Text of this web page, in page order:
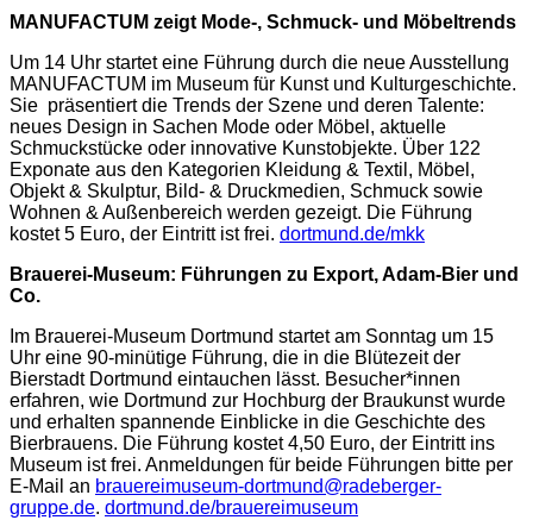
MANUFACTUM zeigt Mode-, Schmuck- und Möbeltrends
Um 14 Uhr startet eine Führung durch die neue Ausstellung
MANUFACTUM im Museum für Kunst und Kulturgeschichte.
Sie präsentiert die Trends der Szene und deren Talente:
neues Design in Sachen Mode oder Möbel, aktuelle
Schmuckstücke oder innovative Kunstobjekte. Über 122
Exponate aus den Kategorien Kleidung & Textil, Möbel,
Objekt & Skulptur, Bild- & Druckmedien, Schmuck sowie
Wohnen & Außenbereich werden gezeigt. Die Führung
kostet 5 Euro, der Eintritt ist frei. dortmund.de/mkk
Brauerei-Museum: Führungen zu Export, Adam-Bier und
Co.
Im Brauerei-Museum Dortmund startet am Sonntag um 15
Uhr eine 90-minütige Führung, die in die Blütezeit der
Bierstadt Dortmund eintauchen lässt. Besucher*innen
erfahren, wie Dortmund zur Hochburg der Braukunst wurde
und erhalten spannende Einblicke in die Geschichte des
Bierbrauens. Die Führung kostet 4,50 Euro, der Eintritt ins
Museum ist frei. Anmeldungen für beide Führungen bitte per
E-Mail an brauereimuseum-dortmund@radeberger-
gruppe.de. dortmund.de/brauereimuseum